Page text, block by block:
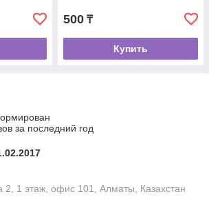
500 ₸
Купить
за последний год
2, 1 этаж, офис 101, Алматы, Казахстан